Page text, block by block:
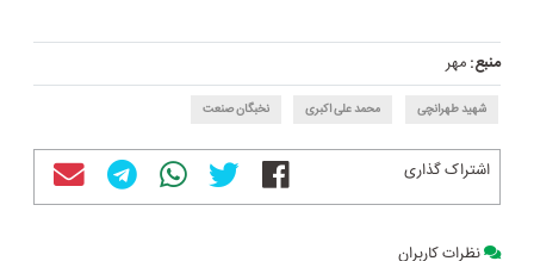
منبع:مهر
شهید طهرانچی محمد علی اکبری نخبگان صنعت
اشتراک گذاری
نظرات کاربران